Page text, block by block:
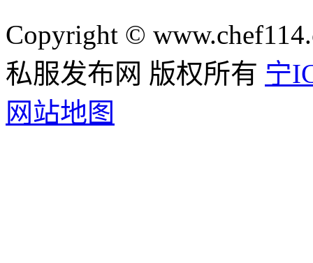
Copyright ©
私服发布网 版权所有 宁
网站地图